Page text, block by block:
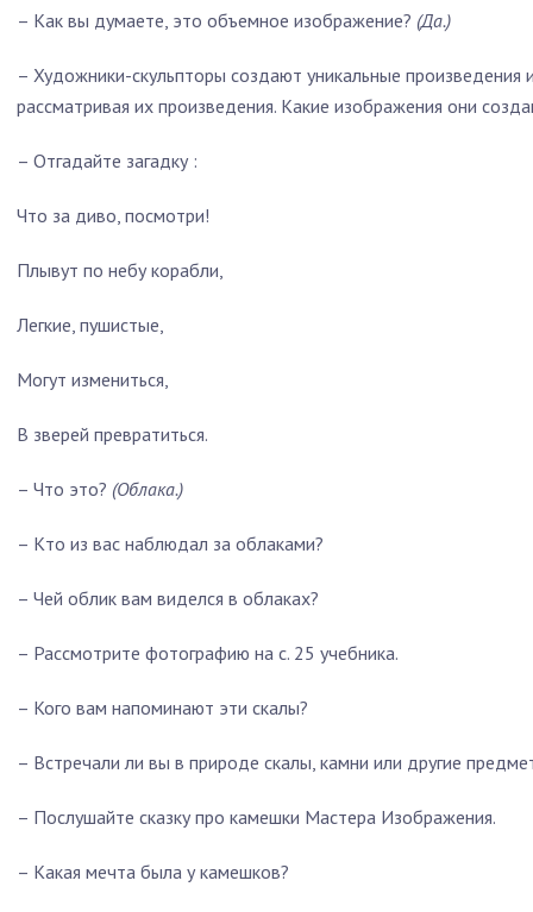
– Как вы думаете, это объемное изображение? (Да.)
– Художники-скульпторы создают уникальные произведения
рассматривая их произведения. Какие изображения они
– Отгадайте загадку :
Что за диво, посмотри!
Плывут по небу корабли,
Легкие, пушистые,
Могут измениться,
В зверей превратиться.
– Что это? (Облака.)
– Кто из вас наблюдал за облаками?
– Чей облик вам виделся в облаках?
– Рассмотрите фотографию на с. 25 учебника.
– Кого вам напоминают эти скалы?
– Встречали ли вы в природе скалы, камни или другие
– Послушайте сказку про камешки Мастера Изображения.
– Какая мечта была у камешков?